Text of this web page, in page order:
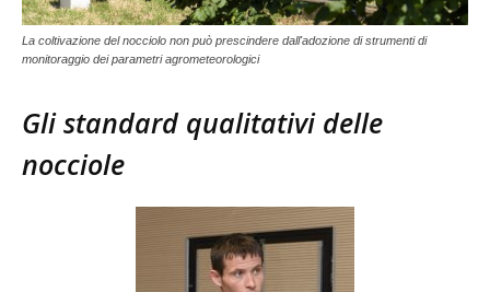
La coltivazione del nocciolo non può prescindere dall'adozione di strumenti di
monitoraggio dei parametri agrometeorologici
Gli standard qualitativi delle
nocciole